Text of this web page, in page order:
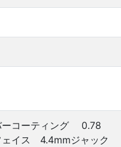
ーコーティング 0.78
ェイス 4.4mmジャック